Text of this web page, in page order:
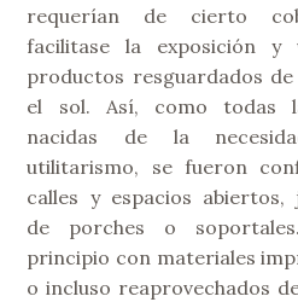
requerían de cierto
facilitase la exposición y
productos resguardados de
el sol. Así, como todas
nacidas de la
utilitarismo, se fueron
calles y espacios abiertos,
de porches o
principio con materiales
o incluso reaprovechados